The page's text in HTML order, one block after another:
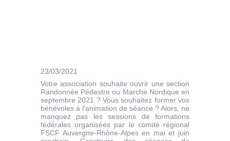
23/03/2021
Votre association souhaite ouvrir une section
Randonnée Pédestre ou Marche Nordique en
septembre 2021 ? Vous souhaitez former vos
bénévoles à l'animation de séance ? Alors, ne
manquez pas les sessions de formations
fédérales organisées par le comité régional
FSCF Auvergne-Rhône-Alpes en mai et juin